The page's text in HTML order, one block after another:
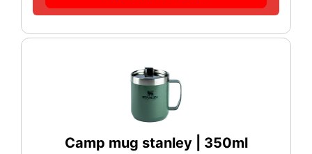
Camp mug stanley | 350ml